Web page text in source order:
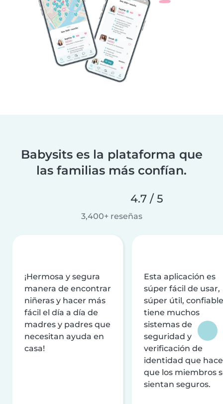
Babysits es la plataforma que
las familias más confían.
4.7 / 5
3,400+ reseñas
¡Hermosa y segura
manera de encontrar
niñeras y hacer más
fácil el día a día de
madres y padres que
necesitan ayuda en
casa!
Esta aplicación es
súper fácil de usar,
súper útil,
tiene muchos
sistemas de
seguridad y
verificación de
identidad que
que los miembros
sientan seguros.